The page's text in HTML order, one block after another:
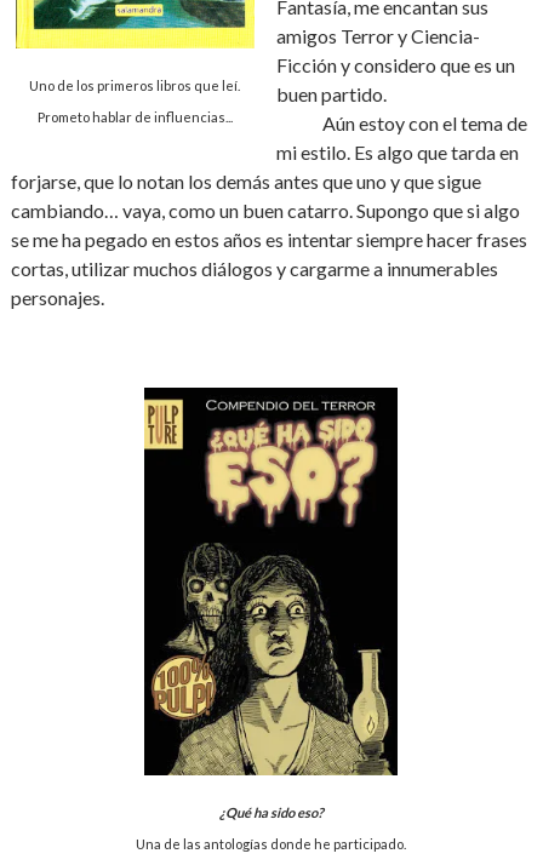
Uno de los primeros libros que leí.
Prometo hablar de influencias...
Fantasía, me encantan sus
amigos Terror y Ciencia-
Ficción y considero que es un
buen partido.
Aún estoy con el tema de
mi estilo. Es algo que tarda en
forjarse, que lo notan los demás antes que uno y que sigue
cambiando… vaya, como un buen catarro. Supongo que si algo
se me ha pegado en estos años es intentar siempre hacer frases
cortas, utilizar muchos diálogos y cargarme a innumerables
personajes.
¿Qué ha sido eso?
Una de las antologías donde he participado.